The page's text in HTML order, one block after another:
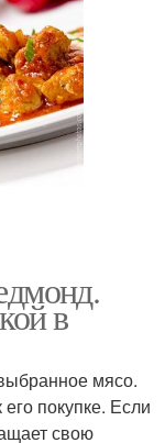
в
мясо.
покупке. Если
свою